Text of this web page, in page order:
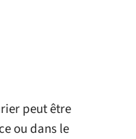
peut être
ou dans le